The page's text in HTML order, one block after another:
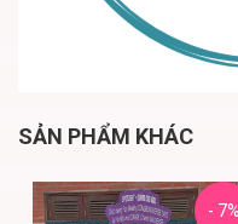
SẢN PHẨM KHÁC
- 7%